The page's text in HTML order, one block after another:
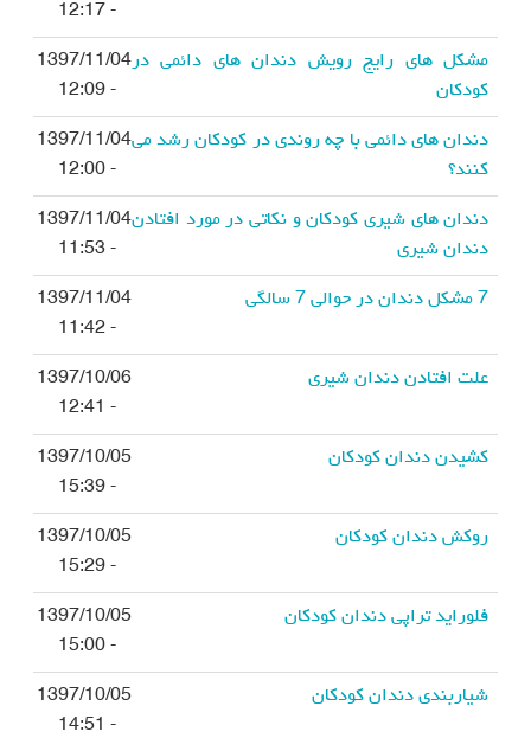
- 12:17
مشکل های رایج رویش دندان های دائمی در
کودکان
1397/11/04
- 12:09
دندان های دائمی با چه روندی در کودکان رشد می
کنند؟
1397/11/04
- 12:00
دندان های شیری کودکان و نکاتی در مورد افتادن
دندان شیری
1397/11/04
- 11:53
7 مشکل دندان در حوالی 7 سالگی
1397/11/04
- 11:42
علت افتادن دندان شیری
1397/10/06
- 12:41
کشیدن دندان کودکان
1397/10/05
- 15:39
روکش دندان کودکان
1397/10/05
- 15:29
فلوراید تراپی دندان کودکان
1397/10/05
- 15:00
شیاربندی دندان کودکان
1397/10/05
- 14:51